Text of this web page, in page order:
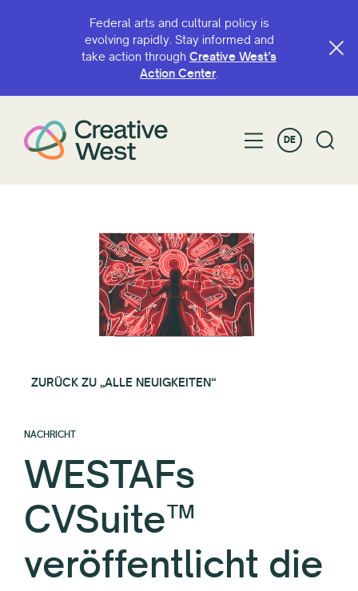
Federal arts and cultural policy is
evolving rapidly. Stay informed and
take action through Creative West’s
Action Center.
DE
ZURÜCK ZU „ALLE NEUIGKEITEN“
NACHRICHT
WESTAFs
CVSuite™
veröffentlicht die